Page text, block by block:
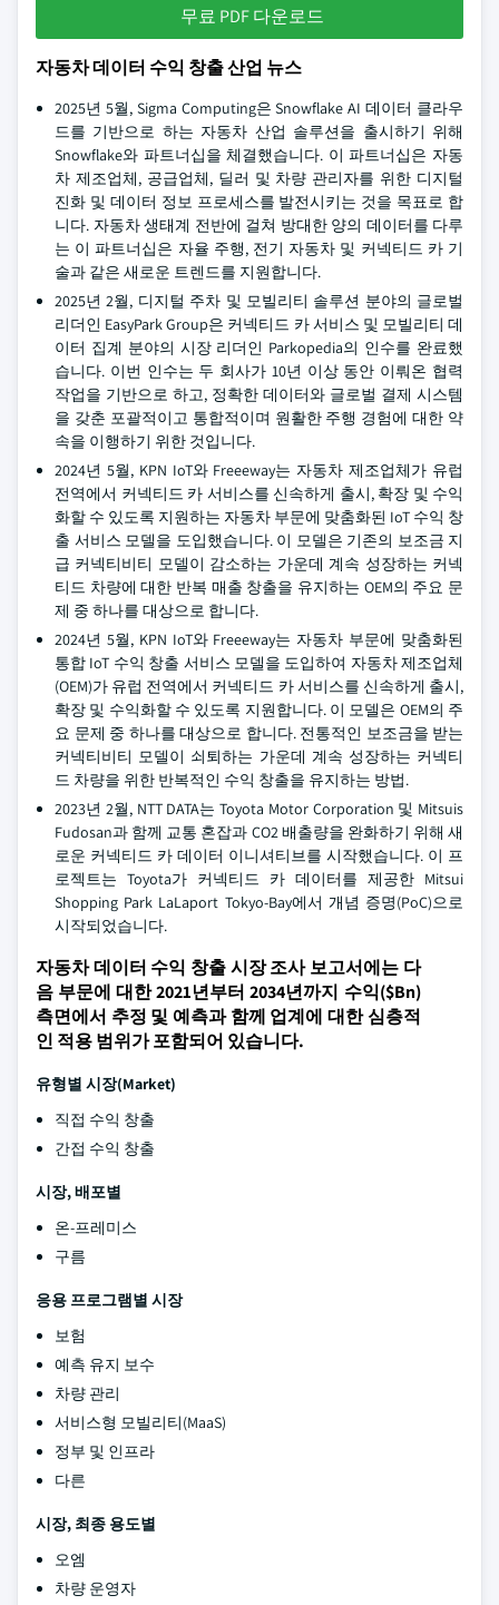
무료 PDF 다운로드
자동차 데이터 수익 창출 산업 뉴스
2025년 5월, Sigma Computing은 Snowflake AI 데이터 클라우
드를 기반으로 하는 자동차 산업 솔루션을 출시하기 위해
Snowflake와 파트너십을 체결했습니다. 이 파트너십은 자동
차 제조업체, 공급업체, 딜러 및 차량 관리자를 위한 디지털
진화 및 데이터 정보 프로세스를 발전시키는 것을 목표로 합
니다. 자동차 생태계 전반에 걸쳐 방대한 양의 데이터를 다루
는 이 파트너십은 자율 주행, 전기 자동차 및 커넥티드 카 기
술과 같은 새로운 트렌드를 지원합니다.
2025년 2월, 디지털 주차 및 모빌리티 솔루션 분야의 글로벌
리더인 EasyPark Group은 커넥티드 카 서비스 및 모빌리티 데
이터 집계 분야의 시장 리더인 Parkopedia의 인수를 완료했
습니다. 이번 인수는 두 회사가 10년 이상 동안 이뤄온 협력
작업을 기반으로 하고, 정확한 데이터와 글로벌 결제 시스템
을 갖춘 포괄적이고 통합적이며 원활한 주행 경험에 대한 약
속을 이행하기 위한 것입니다.
2024년 5월, KPN IoT와 Freeeway는 자동차 제조업체가 유럽
전역에서 커넥티드 카 서비스를 신속하게 출시, 확장 및 수익
화할 수 있도록 지원하는 자동차 부문에 맞춤화된 IoT 수익 창
출 서비스 모델을 도입했습니다. 이 모델은 기존의 보조금 지
급 커넥티비티 모델이 감소하는 가운데 계속 성장하는 커넥
티드 차량에 대한 반복 매출 창출을 유지하는 OEM의 주요 문
제 중 하나를 대상으로 합니다.
2024년 5월, KPN IoT와 Freeeway는 자동차 부문에 맞춤화된
통합 IoT 수익 창출 서비스 모델을 도입하여 자동차 제조업체
(OEM)가 유럽 전역에서 커넥티드 카 서비스를 신속하게 출시,
확장 및 수익화할 수 있도록 지원합니다. 이 모델은 OEM의 주
요 문제 중 하나를 대상으로 합니다. 전통적인 보조금을 받는
커넥티비티 모델이 쇠퇴하는 가운데 계속 성장하는 커넥티
드 차량을 위한 반복적인 수익 창출을 유지하는 방법.
2023년 2월, NTT DATA는 Toyota Motor Corporation 및 Mitsuis
Fudosan과 함께 교통 혼잡과 CO2 배출량을 완화하기 위해 새
로운 커넥티드 카 데이터 이니셔티브를 시작했습니다. 이 프
로젝트는 Toyota가 커넥티드 카 데이터를 제공한 Mitsui
Shopping Park LaLaport Tokyo-Bay에서 개념 증명(PoC)으로
시작되었습니다.
자동차 데이터 수익 창출 시장 조사 보고서에는 다
음 부문에 대한 2021년부터 2034년까지 수익($Bn)
측면에서 추정 및 예측과 함께 업계에 대한 심층적
인 적용 범위가 포함되어 있습니다.
유형별 시장(Market)
직접 수익 창출
간접 수익 창출
시장, 배포별
온-프레미스
구름
응용 프로그램별 시장
보험
예측 유지 보수
차량 관리
서비스형 모빌리티(MaaS)
정부 및 인프라
다른
시장, 최종 용도별
오엠
차량 운영자